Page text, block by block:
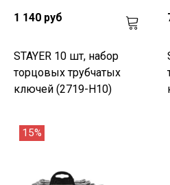
1 140 руб
STAYER 10 шт, набор
торцовых трубчатых
ключей (2719-H10)
15%